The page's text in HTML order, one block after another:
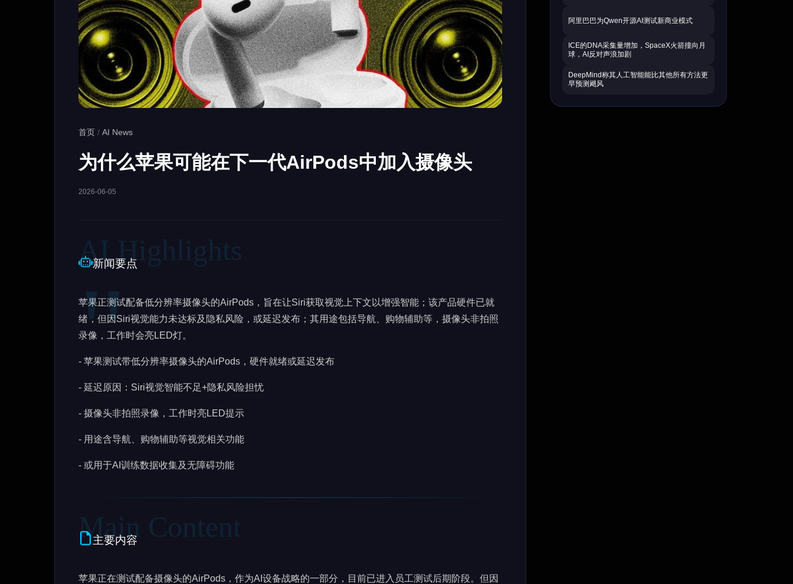
首页 / AI News
为什么苹果可能在下一代AirPods中加入摄像头
2026-06-05
新闻要点
苹果正测试配备低分辨率摄像头的AirPods，旨在让Siri获取视觉上下文以增强智能；该产品硬件已就
绪，但因Siri视觉能力未达标及隐私风险，或延迟发布；其用途包括导航、购物辅助等，摄像头非拍照
录像，工作时会亮LED灯。
- 苹果测试带低分辨率摄像头的AirPods，硬件就绪或延迟发布
- 延迟原因：Siri视觉智能不足+隐私风险担忧
- 摄像头非拍照录像，工作时亮LED提示
- 用途含导航、购物辅助等视觉相关功能
- 或用于AI训练数据收集及无障碍功能
主要内容
苹果正在测试配备摄像头的AirPods，作为AI设备战略的一部分，目前已进入员工测试后期阶段。但因
阿里巴巴为Qwen开源AI测试新商业模式
ICE的DNA采集量增加，SpaceX火箭撞向月
球，AI反对声浪加剧
DeepMind称其人工智能能比其他所有方法更
早预测飓风